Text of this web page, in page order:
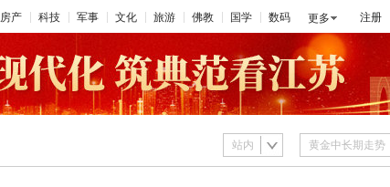
房产 科技 军事 文化 旅游 佛教 国学 数码 更多 注册
站内